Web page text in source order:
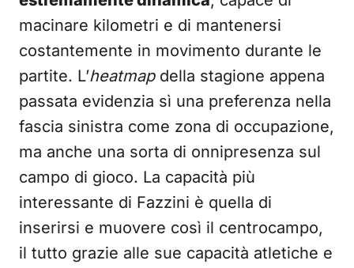
macinare kilometri e di mantenersi
costantemente in movimento durante le
partite. L’heatmapdella stagione appena
passata evidenzia sì una preferenza nella
fascia sinistra come zona di occupazione,
ma anche una sorta di onnipresenza sul
campo di gioco. La capacità più
interessante di Fazzini è quella di
inserirsi e muovere così il centrocampo,
il tutto grazie alle sue capacità atletiche e